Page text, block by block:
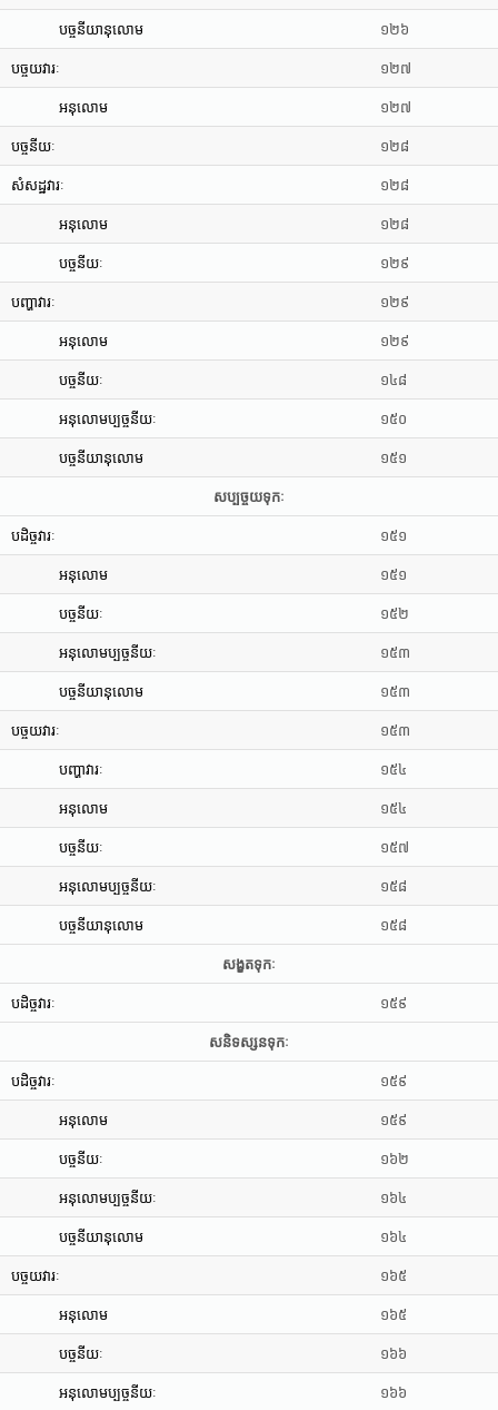
បច្ចនីយានុលោម ១២៦
បច្ចយវារៈ ១២៧
អនុលោម ១២៧
បច្ចនីយៈ ១២៨
សំសដ្ឋវារៈ ១២៨
អនុលោម ១២៨
បច្ចនីយៈ ១២៩
បញ្ហាវារៈ ១២៩
អនុលោម ១២៩
បច្ចនីយៈ ១៤៨
អនុលោមប្បច្ចនីយៈ ១៥០
បច្ចនីយានុលោម ១៥១
សប្បច្ចយទុកៈ
បដិច្ចវារៈ ១៥១
អនុលោម ១៥១
បច្ចនីយៈ ១៥២
អនុលោមប្បច្ចនីយៈ ១៥៣
បច្ចនីយានុលោម ១៥៣
បច្ចយវារៈ ១៥៣
បញ្ហាវារៈ ១៥៤
អនុលោម ១៥៤
បច្ចនីយៈ ១៥៧
អនុលោមប្បច្ចនីយៈ ១៥៨
បច្ចនីយានុលោម ១៥៨
សង្ខតទុកៈ
បដិច្ចវារៈ ១៥៩
សនិទស្សនទុកៈ
បដិច្ចវារៈ ១៥៩
អនុលោម ១៥៩
បច្ចនីយៈ ១៦២
អនុលោមប្បច្ចនីយៈ ១៦៤
បច្ចនីយានុលោម ១៦៤
បច្ចយវារៈ ១៦៥
អនុលោម ១៦៥
បច្ចនីយៈ ១៦៦
អនុលោមប្បច្ចនីយៈ ១៦៦